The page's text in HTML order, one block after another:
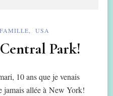
USA
Park!
10 ans que je venais
jamais allée à New York!